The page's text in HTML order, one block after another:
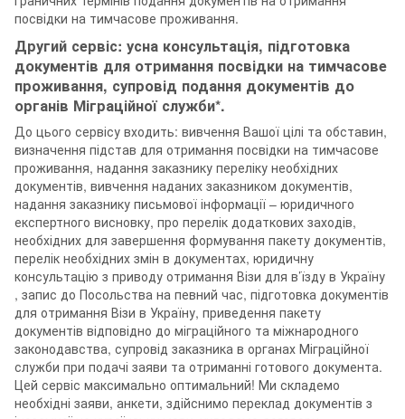
посвідки на тимчасове проживання.
Другий сервіс: усна консультація, підготовка
документів для отримання посвідки на тимчасове
проживання, супровід подання документів до
органів Міграційної служби*.
До цього сервісу входить: вивчення Вашої цілі та обставин,
визначення підстав для отримання посвідки на тимчасове
проживання, надання заказнику переліку необхідних
документів, вивчення наданих заказником документів,
надання заказнику письмової інформації – юридичного
експертного висновку, про перелік додаткових заходів,
необхідних для завершення формування пакету документів,
перелік необхідних змін в документах, юридичну
консультацію з приводу отримання Візи для в’їзду в Україну
, запис до Посольства на певний час, підготовка документів
для отримання Візи в Україну, приведення пакету
документів відповідно до міграційного та міжнародного
законодавства, супровід заказника в органах Міграційної
служби при подачі заяви та отриманні готового документа.
Цей сервіс максимально оптимальний! Ми складемо
необхідні заяви, анкети, здійснимо переклад документів з